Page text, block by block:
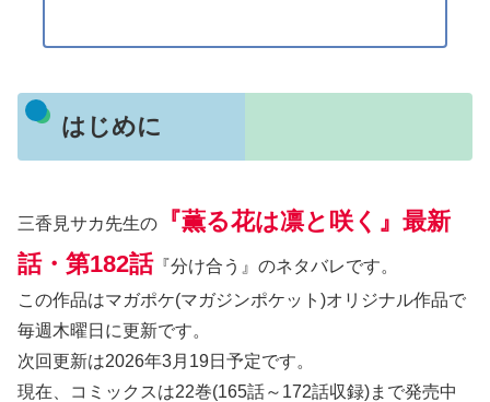
はじめに
三香見サカ先生の
『薫る花は凛と咲く』最新
話・第182話『分け合う』のネタバレです。
この作品はマガポケ(マガジンポケット)オリジナル作品で
毎週木曜日に更新です。
次回更新は2026年3月19日予定です。
現在、コミックスは22巻(165話～172話収録)まで発売中